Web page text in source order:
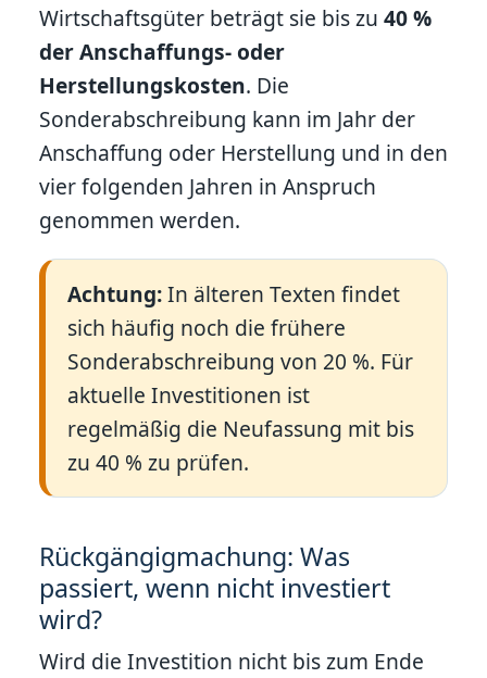
Wirtschaftsgüter beträgt sie bis zu 40 %
der Anschaffungs- oder
Herstellungskosten. Die
Sonderabschreibung kann im Jahr der
Anschaffung oder Herstellung und in den
vier folgenden Jahren in Anspruch
genommen werden.
Achtung:In älteren Texten findet
sich häufig noch die frühere
Sonderabschreibung von 20 %. Für
aktuelle Investitionen ist
regelmäßig die Neufassung mit bis
zu 40 % zu prüfen.
Rückgängigmachung: Was
passiert, wenn nicht investiert
wird?
Wird die Investition nicht bis zum Ende